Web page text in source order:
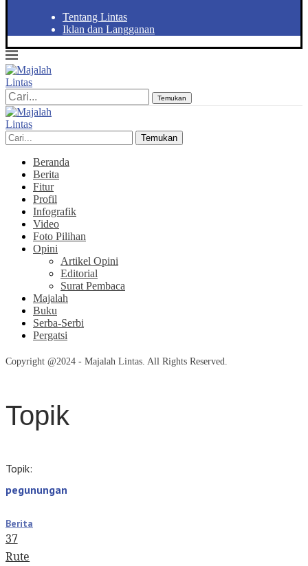
Tentang Lintas
Iklan dan Langganan
Temukan
Temukan
Beranda
Berita
Fitur
Profil
Infografik
Video
Foto Pilihan
Opini
Artikel Opini
Editorial
Surat Pembaca
Majalah
Buku
Serba-Serbi
Pergatsi
Copyright @2024 - Majalah Lintas. All Rights Reserved.
Topik
Topik:
pegunungan
Berita
37
Rute